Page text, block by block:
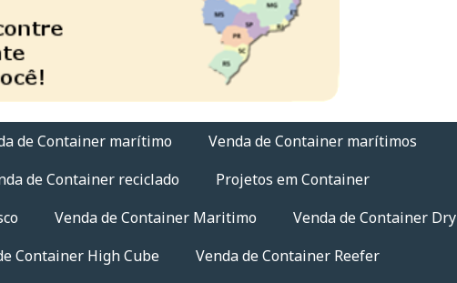
de Container marítimo
Venda de Container marítimos
de Container reciclado
Projetos em Container
Venda de Container Maritimo
Venda de Container Dry
Container High Cube
Venda de Container Reefer